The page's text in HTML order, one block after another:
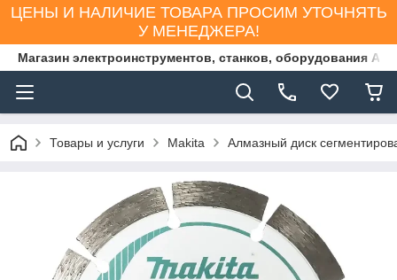
ЦЕНЫ И НАЛИЧИЕ ТОВАРА ПРОСИМ УТОЧНЯТЬ
У МЕНЕДЖЕРА!
Магазин электроинструментов, станков, оборудования
Товары и услуги Makita Алмазный диск